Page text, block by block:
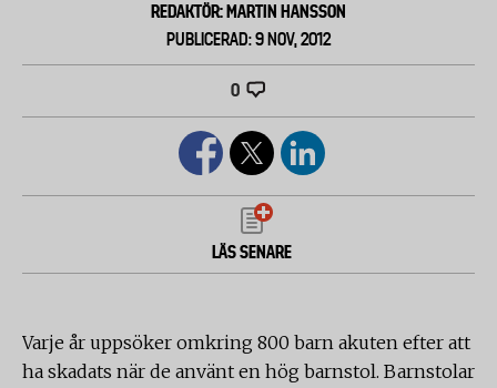
REDAKTÖR: MARTIN HANSSON
PUBLICERAD: 9 NOV, 2012
0
LÄS SENARE
Varje år uppsöker omkring 800 barn akuten efter att
ha skadats när de använt en hög barnstol. Barnstolar